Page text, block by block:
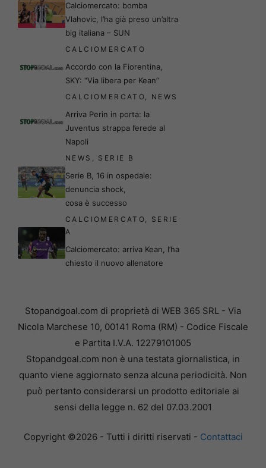
Calciomercato: bomba
Vlahovic, l’ha già preso un’altra
big italiana – SUN
CALCIOMERCATO
Accordo con la Fiorentina,
SKY: “Via libera per Kean”
CALCIOMERCATO, NEWS
Arriva Perin in porta: la
Juventus strappa l’erede al
Napoli
NEWS , SERIE B
Serie B, 16 in ospedale:
denuncia shock,
cosa è successo
CALCIOMERCATO, SERIE
A
Calciomercato: arriva Kean, l’ha
chiesto il nuovo allenatore
Stopandgoal.com di proprietà di WEB 365 SRL - Via
Nicola Marchese 10, 00141 Roma (RM) - Codice Fiscale
e Partita I.V.A. 12279101005
Stopandgoal.com non è una testata giornalistica, in
quanto viene aggiornato senza alcuna periodicità. Non
può pertanto considerarsi un prodotto editoriale ai
sensi della legge n. 62 del 07.03.2001
Copyright ©2026 - Tutti i diritti riservati - Contattaci